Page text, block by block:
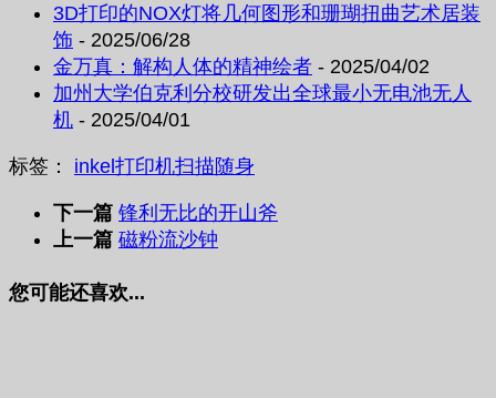
3D打印的NOX灯将几何图形和珊瑚扭曲艺术居装
饰 - 2025/06/28
金万真：解构人体的精神绘者 - 2025/04/02
加州大学伯克利分校研发出全球最小无电池无人
机 - 2025/04/01
标签： inkel 打印机扫描随身
下一篇 锋利无比的开山斧
上一篇 磁粉流沙钟
您可能还喜欢...